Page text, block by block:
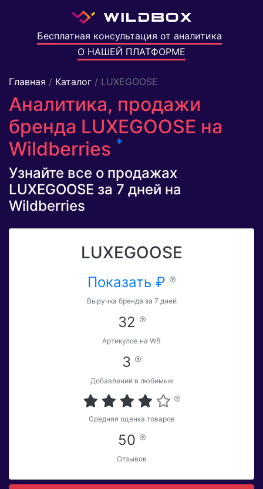
Бесплатная консультация от аналитика
О НАШЕЙ ПЛАТФОРМЕ
Главная / Каталог / LUXEGOOSE
Аналитика, продажи
бренда LUXEGOOSE на
Wildberries *
Узнайте все о продажах
LUXEGOOSE за 7 дней на
Wildberries
LUXEGOOSE
Показать ₽
Выручка бренда за 7 дней
32
Артикулов на WB
3
Добавлений в любимые
Средняя оценка товаров
50
Отзывов